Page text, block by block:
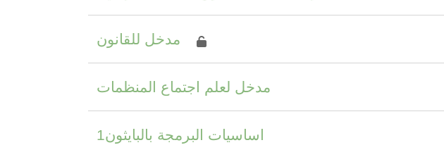
مدخل للقانون
مدخل لعلم اجتماع المنظمات
اساسيات البرمجة بالبايثون1